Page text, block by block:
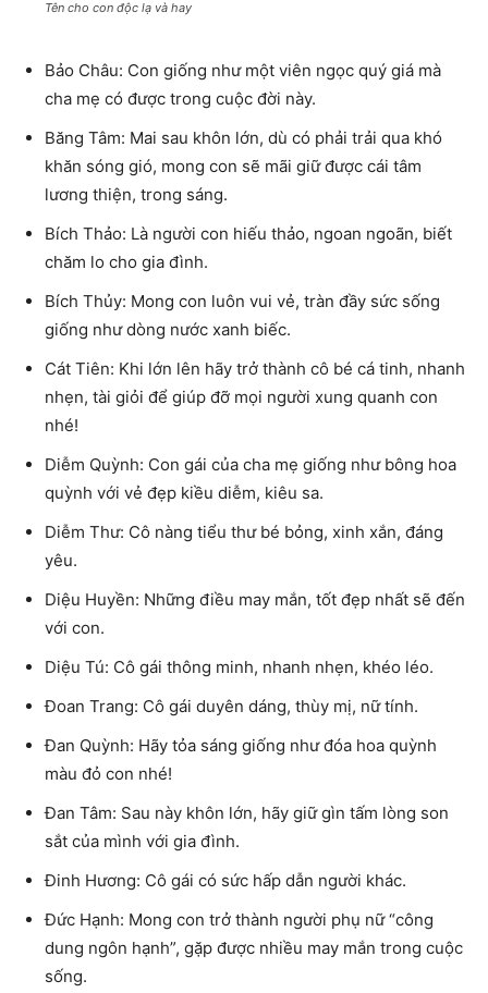
Tên cho con độc lạ và hay
Bảo Châu: Con giống như một viên ngọc quý giá mà
cha mẹ có được trong cuộc đời này.
Băng Tâm: Mai sau khôn lớn, dù có phải trải qua khó
khăn sóng gió, mong con sẽ mãi giữ được cái tâm
lương thiện, trong sáng.
Bích Thảo: Là người con hiếu thảo, ngoan ngoãn, biết
chăm lo cho gia đình.
Bích Thủy: Mong con luôn vui vẻ, tràn đầy sức sống
giống như dòng nước xanh biếc.
Cát Tiên: Khi lớn lên hãy trở thành cô bé cá tinh, nhanh
nhẹn, tài giỏi để giúp đỡ mọi người xung quanh con
nhé!
Diễm Quỳnh: Con gái của cha mẹ giống như bông hoa
quỳnh với vẻ đẹp kiều diễm, kiêu sa.
Diễm Thư: Cô nàng tiểu thư bé bỏng, xinh xắn, đáng
yêu.
Diệu Huyền: Những điều may mắn, tốt đẹp nhất sẽ đến
với con.
Diệu Tú: Cô gái thông minh, nhanh nhẹn, khéo léo.
Đoan Trang: Cô gái duyên dáng, thùy mị, nữ tính.
Đan Quỳnh: Hãy tỏa sáng giống như đóa hoa quỳnh
màu đỏ con nhé!
Đan Tâm: Sau này khôn lớn, hãy giữ gìn tấm lòng son
sắt của mình với gia đình.
Đinh Hương: Cô gái có sức hấp dẫn người khác.
Đức Hạnh: Mong con trở thành người phụ nữ “công
dung ngôn hạnh”, gặp được nhiều may mắn trong cuộc
sống.